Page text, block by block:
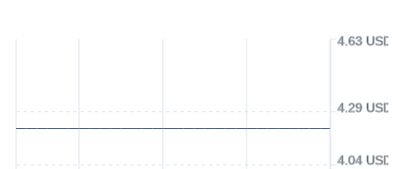
4.04 USD
4.29 USD
4.63 USD